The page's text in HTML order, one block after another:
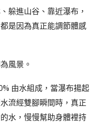
躲進山谷、靠近瀑布，
是因為真正能調節體感
風景。
由水組成，當瀑布揚起
流經雙腳瞬間時，真正
水，慢慢幫助身體裡持